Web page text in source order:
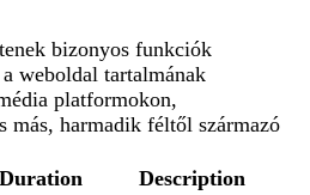
bizonyos funkciók
weboldal tartalmának
platformokon,
más, harmadik féltől származó
Duration Description